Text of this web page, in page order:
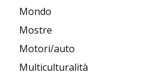
Mondo
Mostre
Motori/auto
Multiculturalità